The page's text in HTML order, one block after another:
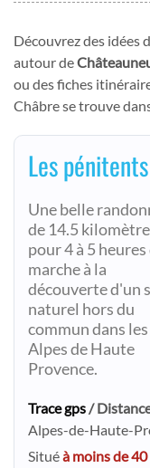
Découvrez des idées
autour de
ou des fiches
Châbre se trouve
Les
Une belle
de 14.5
pour 4 à 5 heures
marche à la
découverte d'un
naturel hors du
commun dans les
Alpes de Haute
Provence.
Trace gps/
Alpes-de-Haute-
Situéà moins de